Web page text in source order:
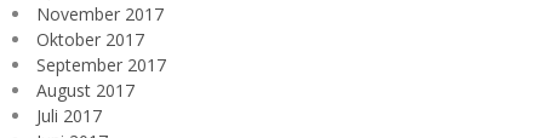
November 2017
Oktober 2017
September 2017
August 2017
Juli 2017